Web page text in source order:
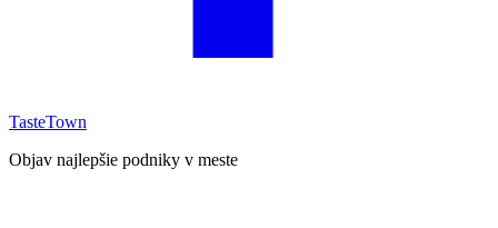
TasteTown
Objav najlepšie podniky v meste